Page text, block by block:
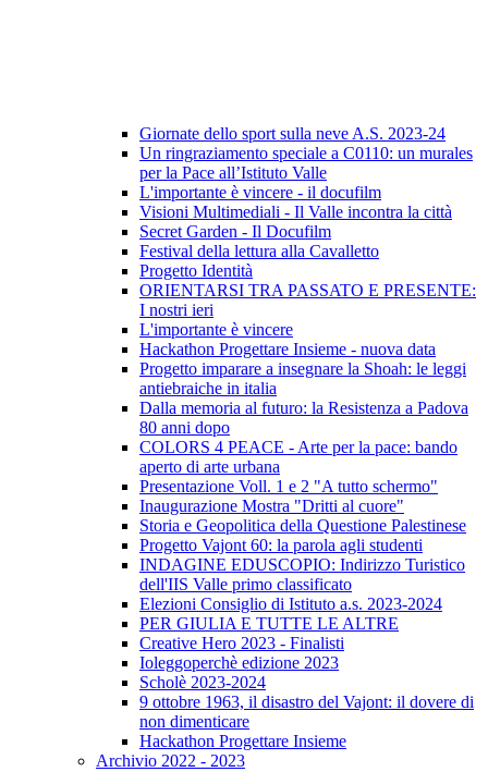
Giornate dello sport sulla neve A.S. 2023-24
Un ringraziamento speciale a C0110: un murales
per la Pace all’Istituto Valle
L'importante è vincere - il docufilm
Visioni Multimediali - Il Valle incontra la città
Secret Garden - Il Docufilm
Festival della lettura alla Cavalletto
Progetto Identità
ORIENTARSI TRA PASSATO E PRESENTE:
I nostri ieri
L'importante è vincere
Hackathon Progettare Insieme - nuova data
Progetto imparare a insegnare la Shoah: le leggi
antiebraiche in italia
Dalla memoria al futuro: la Resistenza a Padova
80 anni dopo
COLORS 4 PEACE - Arte per la pace: bando
aperto di arte urbana
Presentazione Voll. 1 e 2 "A tutto schermo"
Inaugurazione Mostra "Dritti al cuore"
Storia e Geopolitica della Questione Palestinese
Progetto Vajont 60: la parola agli studenti
INDAGINE EDUSCOPIO: Indirizzo Turistico
dell'IIS Valle primo classificato
Elezioni Consiglio di Istituto a.s. 2023-2024
PER GIULIA E TUTTE LE ALTRE
Creative Hero 2023 - Finalisti
Ioleggoperchè edizione 2023
Scholè 2023-2024
9 ottobre 1963, il disastro del Vajont: il dovere di
non dimenticare
Hackathon Progettare Insieme
Archivio 2022 - 2023